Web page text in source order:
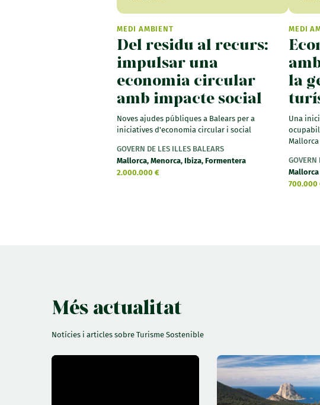
MEDI AMBIENT
Del residu al recurs:
impulsar una
economia circular
amb impacte social
Noves ajudes públiques a Balears per a
iniciatives d'economia circular i social
GOVERN DE LES ILLES BALEARS
Mallorca, Menorca, Ibiza, Formentera
2.000.000 €
MEDI
la
Una
Mallorca
GOVERN
Mallorca
700.000
Més actualitat
Notícies i articles sobre Turisme Sostenible